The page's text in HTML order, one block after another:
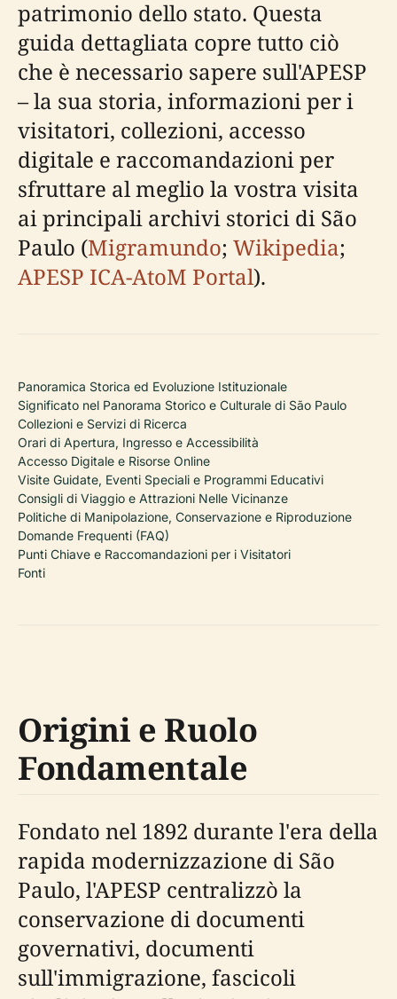
patrimonio dello stato. Questa
guida dettagliata copre tutto ciò
che è necessario sapere sull'APESP
– la sua storia, informazioni per i
visitatori, collezioni, accesso
digitale e raccomandazioni per
sfruttare al meglio la vostra visita
ai principali archivi storici di São
Paulo (Migramundo; Wikipedia;
APESP ICA-AtoM Portal).
Panoramica Storica ed Evoluzione Istituzionale
Significato nel Panorama Storico e Culturale di São Paulo
Collezioni e Servizi di Ricerca
Orari di Apertura, Ingresso e Accessibilità
Accesso Digitale e Risorse Online
Visite Guidate, Eventi Speciali e Programmi Educativi
Consigli di Viaggio e Attrazioni Nelle Vicinanze
Politiche di Manipolazione, Conservazione e Riproduzione
Domande Frequenti (FAQ)
Punti Chiave e Raccomandazioni per i Visitatori
Fonti
Origini e Ruolo
Fondamentale
Fondato nel 1892 durante l'era della
rapida modernizzazione di São
Paulo, l'APESP centralizzò la
conservazione di documenti
governativi, documenti
sull'immigrazione, fascicoli